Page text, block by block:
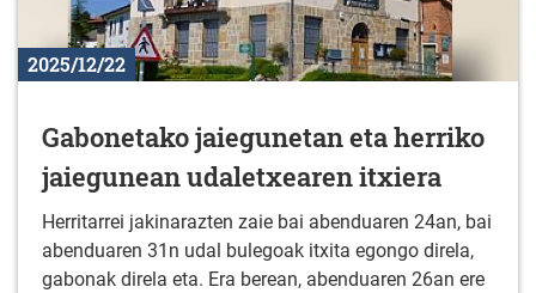
2025/12/22
Gabonetako jaiegunetan eta herriko
jaiegunean udaletxearen itxiera
Herritarrei jakinarazten zaie bai abenduaren 24an, bai
abenduaren 31n udal bulegoak itxita egongo direla,
gabonak direla eta. Era berean, abenduaren 26an ere